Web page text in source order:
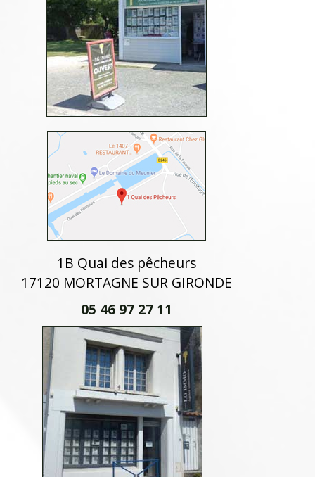
1B Quai des pêcheurs
17120 MORTAGNE SUR GIRONDE
05 46 97 27 11